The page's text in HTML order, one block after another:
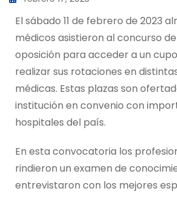
El sábado 11 de febrero de 2023
médicos asistieron al concurso
oposición para acceder a un
realizar sus rotaciones en
médicas. Estas plazas son
institución en convenio con
hospitales del país.
En esta convocatoria los
rindieron un examen de
entrevistaron con los mejores